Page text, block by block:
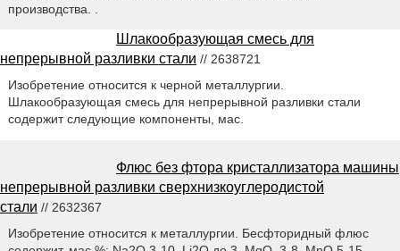
производства. .
Шлакообразующая смесь для
непрерывной разливки стали // 2638721
Изобретение относится к черной металлургии.
Шлакообразующая смесь для непрерывной разливки стали
содержит следующие компоненты, мас.
Флюс без фтора кристаллизатора машины
непрерывной разливки сверхнизкоуглеродистой
стали // 2632367
Изобретение относится к металлургии. Бесфторидный флюс